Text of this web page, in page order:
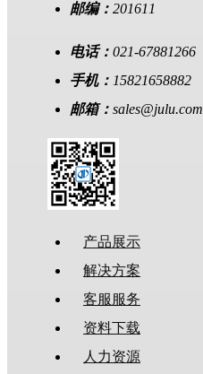
邮编： 201611
电话： 021-67881266
手机： 15821658882
邮箱： sales@julu.com
产品展示
解决方案
客服服务
资料下载
人力资源